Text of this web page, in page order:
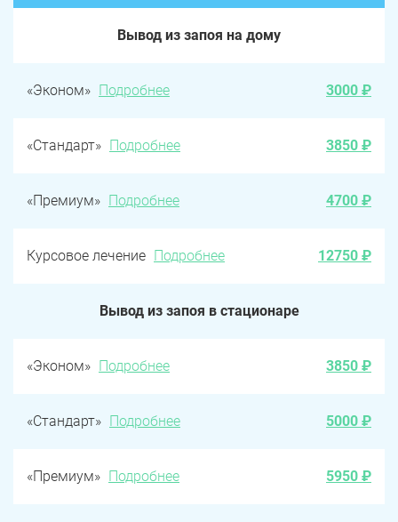
Вывод из запоя на дому
«Эконом» Подробнее 3000 ₽
«Стандарт» Подробнее 3850 ₽
«Премиум» Подробнее 4700 ₽
Курсовое лечение Подробнее 12750 ₽
Вывод из запоя в стационаре
«Эконом» Подробнее 3850 ₽
«Стандарт» Подробнее 5000 ₽
«Премиум» Подробнее 5950 ₽